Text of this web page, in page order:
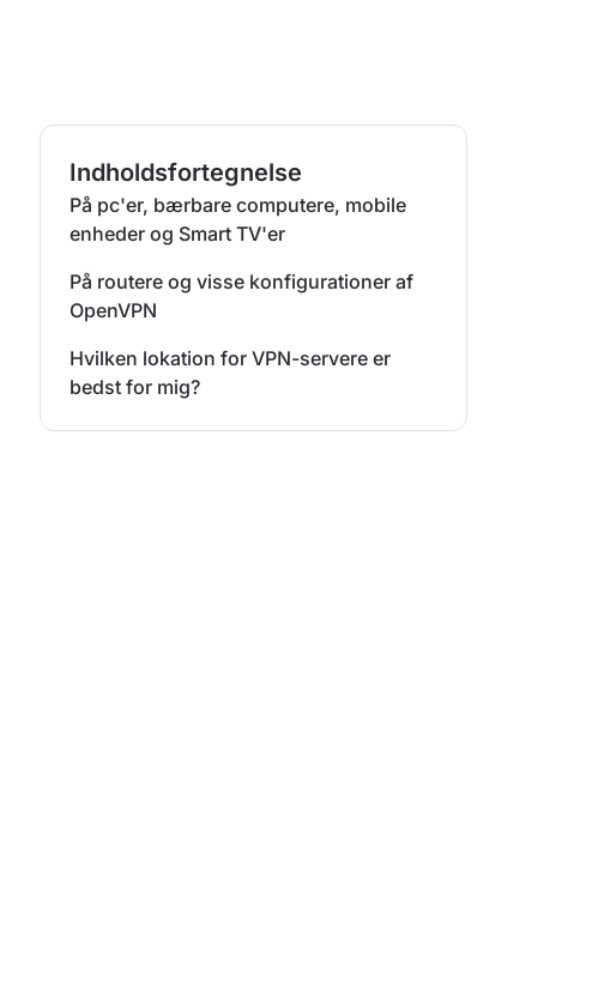
Indholdsfortegnelse
På pc'er, bærbare computere, mobile
enheder og Smart TV'er
På routere og visse konfigurationer af
OpenVPN
Hvilken lokation for VPN-servere er
bedst for mig?